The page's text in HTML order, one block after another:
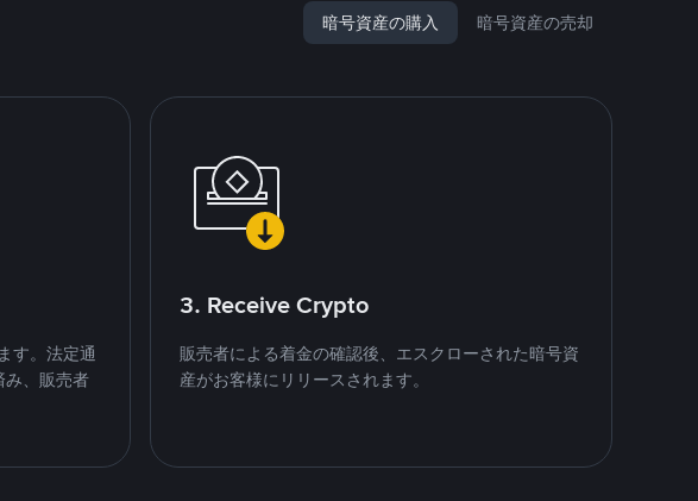
暗号資産の購入 暗号資産の売却
す。法定通
み、販売者
3. Receive Crypto
販売者による着金の確認後、エスクローされた暗号資
産がお客様にリリースされます。